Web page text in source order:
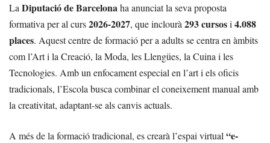
La Diputació de Barcelonaha anunciat la seva proposta
formativa per al curs2026-2027, que inclourà 293 cursosi 4.088
places. Aquest centre de formació per a adults se centra en àmbits
com l’Art i la Creació, la Moda, les Llengües, la Cuina i les
Tecnologies. Amb un enfocament especial en l’art i els oficis
tradicionals, l’Escola busca combinar el coneixement manual amb
la creativitat, adaptant-se als canvis actuals.
A més de la formació tradicional, es crearà l’espai virtual “e-